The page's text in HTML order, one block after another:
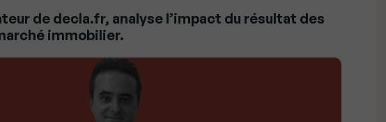
de decla.fr, analyse l’impact du résultat des
immobilier.